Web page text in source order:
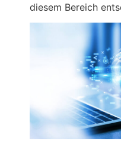
diesem Bereich